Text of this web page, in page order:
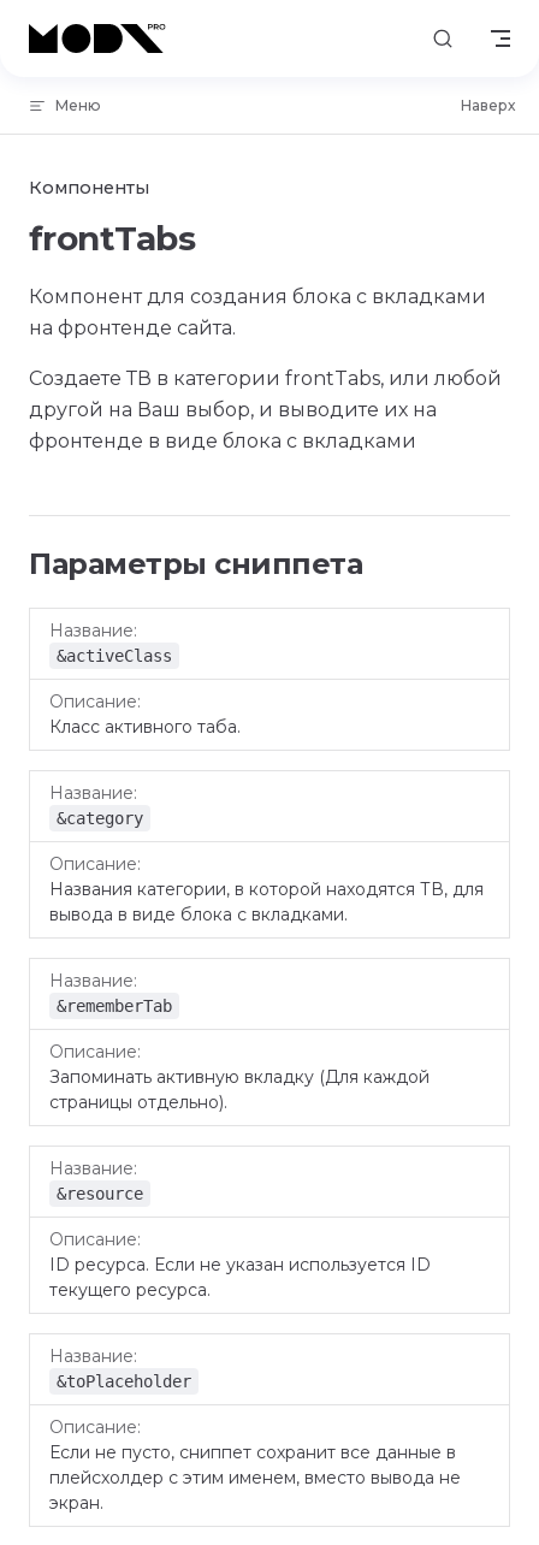
Skip to content
Меню Наверх
Компоненты
frontTabs
Компонент для создания блока с вкладками
на фронтенде сайта.
Создаете ТВ в категории frontTabs, или любой
другой на Ваш выбор, и выводите их на
фронтенде в виде блока с вкладками
Параметры сниппета
Название
&activeClass
Класс активного таба.
&category
Названия категории, в которой находятся ТВ, для
вывода в виде блока с вкладками.
&rememberTab
Запоминать активную вкладку (Для каждой
страницы отдельно).
&resource
ID ресурса. Если не указан используется ID
текущего ресурса.
&toPlaceholder
Если не пусто, сниппет сохранит все данные в
плейсхолдер с этим именем, вместо вывода не
экран.